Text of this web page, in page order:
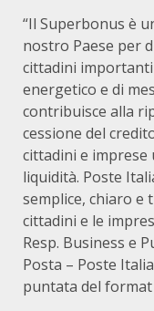
“Il Superbonus è
nostro Paese per
cittadini
energetico e di
contribuisce alla
cessione del
cittadini e
liquidità. Poste
semplice, chiaro
cittadini e le
Resp. Business e
Posta – Poste
puntata del format